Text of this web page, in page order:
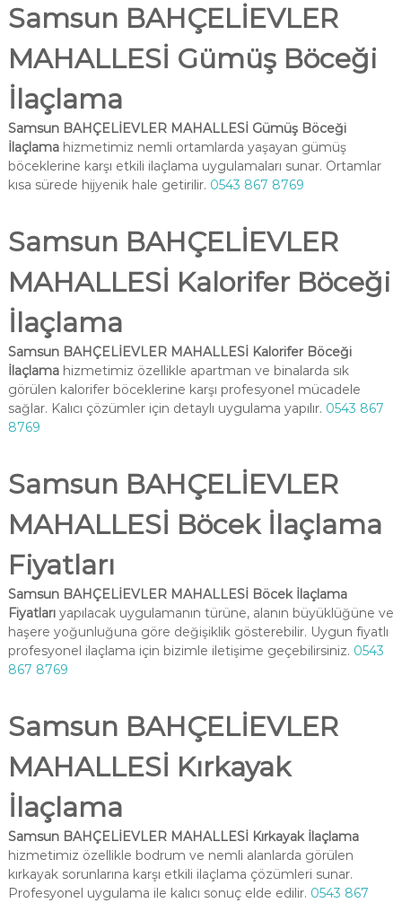
Samsun BAHÇELİEVLER
MAHALLESİ Gümüş Böceği
İlaçlama
Samsun BAHÇELİEVLER MAHALLESİ Gümüş Böceği
İlaçlamahizmetimiz nemli ortamlarda yaşayan gümüş
böceklerine karşı etkili ilaçlama uygulamaları sunar. Ortamlar
kısa sürede hijyenik hale getirilir. 0543 867 8769
Samsun BAHÇELİEVLER
MAHALLESİ Kalorifer Böceği
İlaçlama
Samsun BAHÇELİEVLER MAHALLESİ Kalorifer Böceği
İlaçlamahizmetimiz özellikle apartman ve binalarda sık
görülen kalorifer böceklerine karşı profesyonel mücadele
sağlar. Kalıcı çözümler için detaylı uygulama yapılır. 0543 867
8769
Samsun BAHÇELİEVLER
MAHALLESİ Böcek İlaçlama
Fiyatları
Samsun BAHÇELİEVLER MAHALLESİ Böcek İlaçlama
Fiyatlarıyapılacak uygulamanın türüne, alanın büyüklüğüne ve
haşere yoğunluğuna göre değişiklik gösterebilir. Uygun fiyatlı
profesyonel ilaçlama için bizimle iletişime geçebilirsiniz. 0543
867 8769
Samsun BAHÇELİEVLER
MAHALLESİ Kırkayak
İlaçlama
Samsun BAHÇELİEVLER MAHALLESİ Kırkayak İlaçlama
hizmetimiz özellikle bodrum ve nemli alanlarda görülen
kırkayak sorunlarına karşı etkili ilaçlama çözümleri sunar.
Profesyonel uygulama ile kalıcı sonuç elde edilir. 0543 867